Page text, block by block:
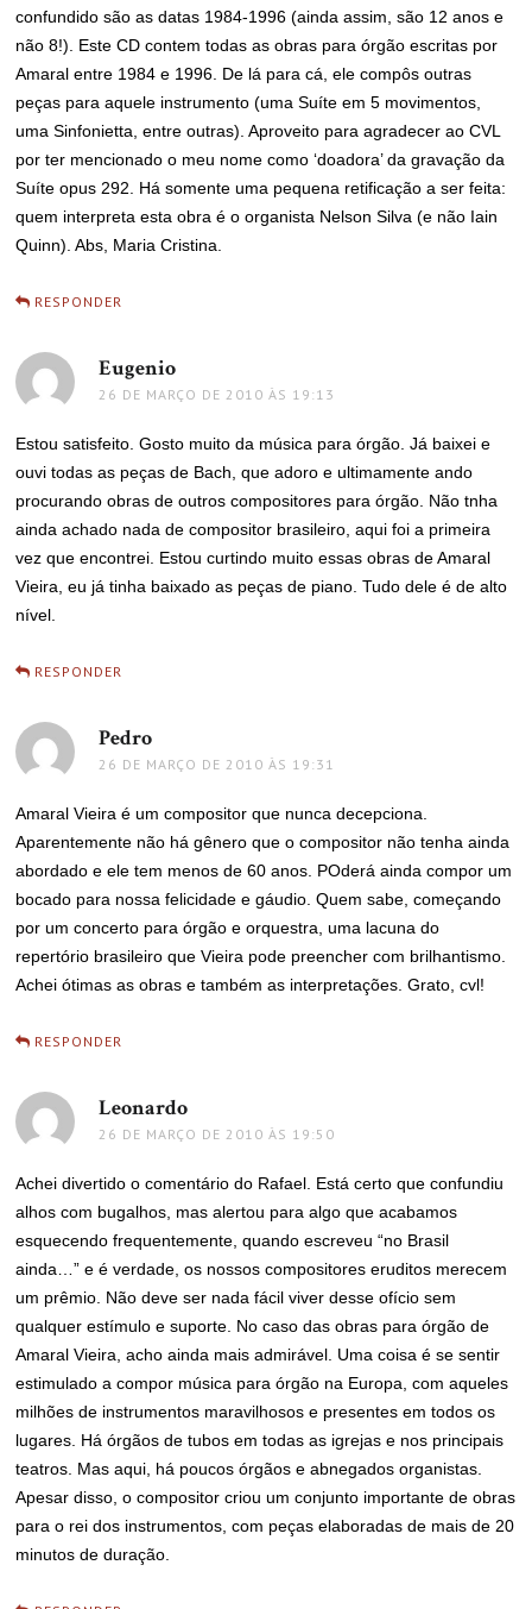
confundido são as datas 1984-1996 (ainda assim, são 12 anos e
não 8!). Este CD contem todas as obras para órgão escritas por
Amaral entre 1984 e 1996. De lá para cá, ele compôs outras
peças para aquele instrumento (uma Suíte em 5 movimentos,
uma Sinfonietta, entre outras). Aproveito para agradecer ao CVL
por ter mencionado o meu nome como ‘doadora’ da gravação da
Suíte opus 292. Há somente uma pequena retificação a ser feita:
quem interpreta esta obra é o organista Nelson Silva (e não Iain
Quinn). Abs, Maria Cristina.
RESPONDER
Eugenio
26 DE MARÇO DE 2010 ÀS 19:13
Estou satisfeito. Gosto muito da música para órgão. Já baixei e
ouvi todas as peças de Bach, que adoro e ultimamente ando
procurando obras de outros compositores para órgão. Não tnha
ainda achado nada de compositor brasileiro, aqui foi a primeira
vez que encontrei. Estou curtindo muito essas obras de Amaral
Vieira, eu já tinha baixado as peças de piano. Tudo dele é de alto
nível.
RESPONDER
Pedro
26 DE MARÇO DE 2010 ÀS 19:31
Amaral Vieira é um compositor que nunca decepciona.
Aparentemente não há gênero que o compositor não tenha ainda
abordado e ele tem menos de 60 anos. POderá ainda compor um
bocado para nossa felicidade e gáudio. Quem sabe, começando
por um concerto para órgão e orquestra, uma lacuna do
repertório brasileiro que Vieira pode preencher com brilhantismo.
Achei ótimas as obras e também as interpretações. Grato, cvl!
RESPONDER
Leonardo
26 DE MARÇO DE 2010 ÀS 19:50
Achei divertido o comentário do Rafael. Está certo que confundiu
alhos com bugalhos, mas alertou para algo que acabamos
esquecendo frequentemente, quando escreveu “no Brasil
ainda…” e é verdade, os nossos compositores eruditos merecem
um prêmio. Não deve ser nada fácil viver desse ofício sem
qualquer estímulo e suporte. No caso das obras para órgão de
Amaral Vieira, acho ainda mais admirável. Uma coisa é se sentir
estimulado a compor música para órgão na Europa, com aqueles
milhões de instrumentos maravilhosos e presentes em todos os
lugares. Há órgãos de tubos em todas as igrejas e nos principais
teatros. Mas aqui, há poucos órgãos e abnegados organistas.
Apesar disso, o compositor criou um conjunto importante de obras
para o rei dos instrumentos, com peças elaboradas de mais de 20
minutos de duração.